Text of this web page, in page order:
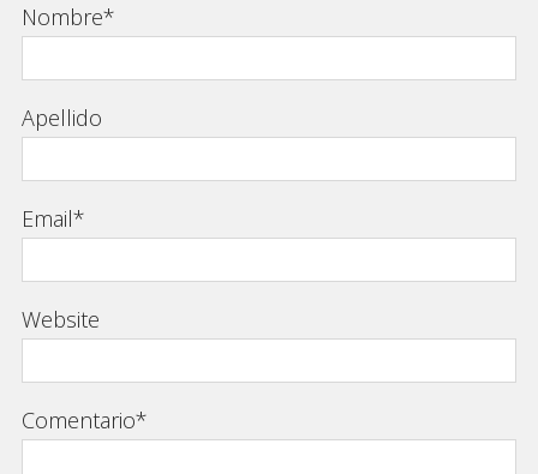
Nombre*
Apellido
Email*
Website
Comentario*